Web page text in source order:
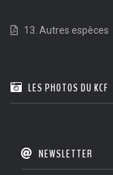
13. Autres espèces
LES PHOTOS DU KCF
NEWSLETTER